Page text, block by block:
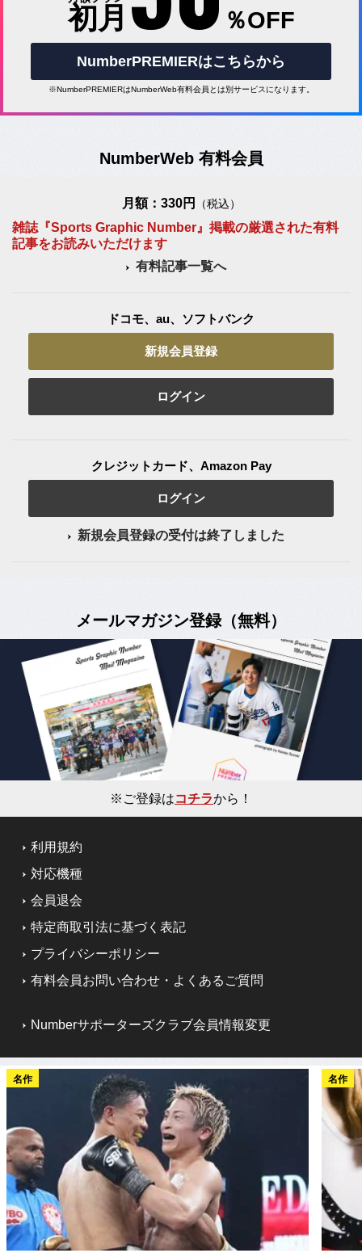
初月 ％OFF
NumberPREMIERはこちらから
※NumberPREMIERはNumberWeb有料会員とは別サービスになります。
NumberWeb 有料会員
月額：330円 （税込）
雑誌『Sports Graphic Number』掲載の厳選された有料
記事をお読みいただけます
有料記事一覧へ
ドコモ、au、ソフトバンク
新規会員登録
ログイン
クレジットカード、Amazon Pay
ログイン
新規会員登録の受付は終了しました
メールマガジン登録（無料）
※ご登録はコチラから！
利用規約
対応機種
会員退会
特定商取引法に基づく表記
プライバシーポリシー
有料会員お問い合わせ・よくあるご質問
Numberサポーターズクラブ会員情報変更
名作 名作